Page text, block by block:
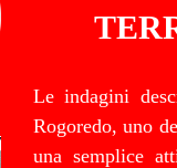
Le indagini
Rogoredo, uno
una semplice